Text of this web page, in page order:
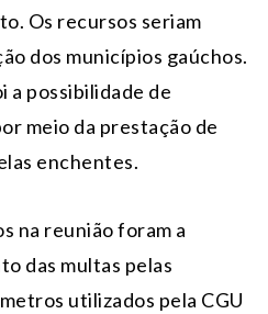
Os recursos seriam
dos municípios gaúchos.
a possibilidade de
meio da prestação de
enchentes.
na reunião foram a
das multas pelas
utilizados pela CGU